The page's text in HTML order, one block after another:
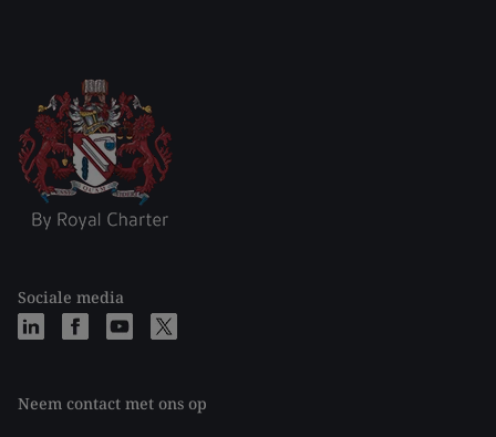
Sociale media
Neem contact met ons op